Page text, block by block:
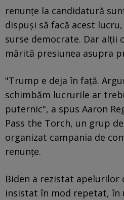
renunțe la candidatură
dispuși să facă acest
surse democrate. Dar alții
mărită presiunea asupra
"Trump e deja în față.
schimbăm lucrurile ar
puternic", a spus Aaron
Pass the Torch, un grup
organizat campania de
renunțe.
Biden a rezistat apelurilor
insistat în mod repetat, în